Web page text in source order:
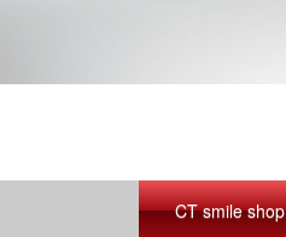
CT smile shop